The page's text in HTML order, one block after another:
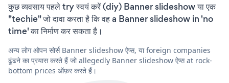
कुछ व्यवसाय पहले try स्वयं करें (diy) Banner slideshow या एक
"techie" जो दावा करता है कि वह a Banner slideshow in 'no
time' का निर्माण कर सकता है।
अन्य लोग ओपन सोर्स Banner slideshow ऐप्स, या foreign companies
ढूंढने का प्रयास करते हैं जो allegedly Banner slideshow ऐप्स at rock-
bottom prices ऑफ़र करते हैं।